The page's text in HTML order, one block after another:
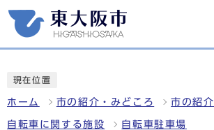
現在位置
ホーム 市の紹介・みどころ 市の紹介
自転車に関する施設 自転車駐車場